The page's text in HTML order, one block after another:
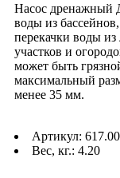
Насос дренажный
воды из
перекачки воды
участков и
может быть
максимальный
менее 35 мм.
Артикул:
Вес, кг.: 4.20